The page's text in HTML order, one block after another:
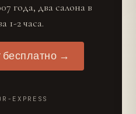
года, два салона в
1-2 часа.
бесплатно →
EXPRESS